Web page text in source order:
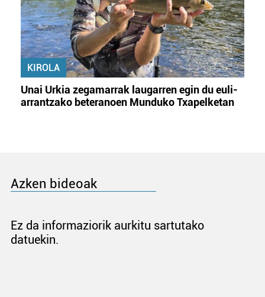
KIROLA
Unai Urkia zegamarrak laugarren egin du euli-
arrantzako beteranoen Munduko Txapelketan
Azken bideoak
Ez da informaziorik aurkitu sartutako
datuekin.